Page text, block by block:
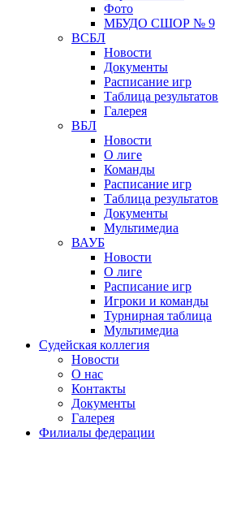
Фото
МБУДО СШОР № 9
ВСБЛ
Новости
Документы
Расписание игр
Таблица результатов
Галерея
ВБЛ
Новости
О лиге
Команды
Расписание игр
Таблица результатов
Документы
Мультимедиа
ВАУБ
Новости
О лиге
Расписание игр
Игроки и команды
Турнирная таблица
Мультимедиа
Судейская коллегия
Новости
О нас
Контакты
Документы
Галерея
Филиалы федерации